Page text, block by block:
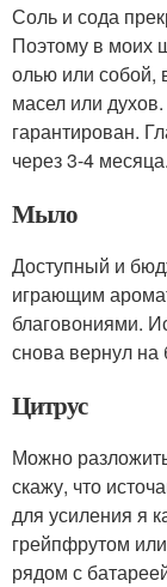
Соль и сода
Поэтому в моих
олью или собой,
масел или
гарантирован.
через 3-4 месяца.
Мыло
Доступный и
играющим
благовониями.
снова вернул на
Цитрус
Можно
скажу, что
для усиления я
грейпфрутом
рядом с